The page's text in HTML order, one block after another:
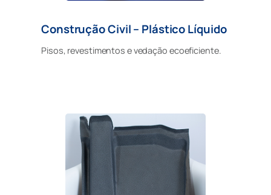
Construção Civil – Plástico Líquido
Pisos, revestimentos e vedação ecoeficiente.